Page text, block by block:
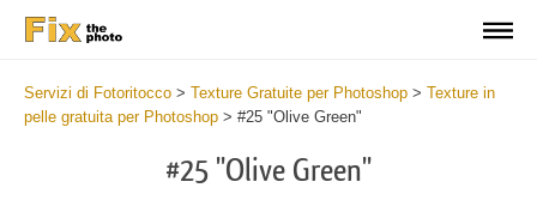
Servizi di Fotoritocco > Texture Gratuite per Photoshop > Texture in
pelle gratuita per Photoshop > #25 "Olive Green"
#25 "Olive Green"